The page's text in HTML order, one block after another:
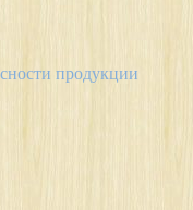
продукции